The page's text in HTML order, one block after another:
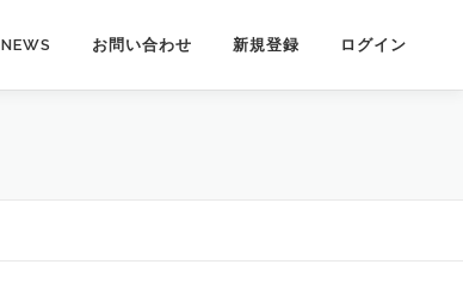
NEWS お問い合わせ 新規登録 ログイン